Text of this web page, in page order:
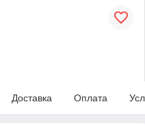
Доставка Оплата